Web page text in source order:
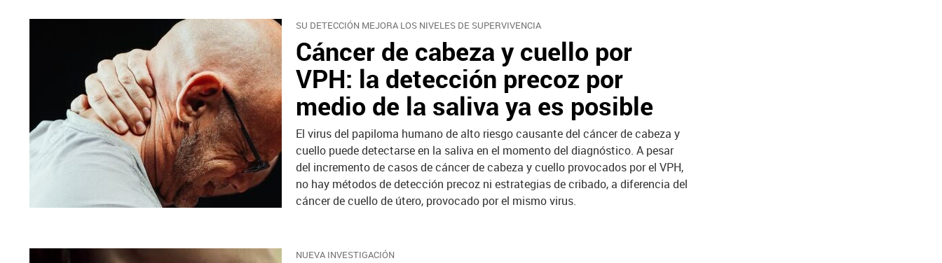
SU DETECCIÓN MEJORA LOS NIVELES DE SUPERVIVENCIA
Cáncer de cabeza y cuello por
VPH: la detección precoz por
medio de la saliva ya es posible
El virus del papiloma humano de alto riesgo causante del cáncer de cabeza y
cuello puede detectarse en la saliva en el momento del diagnóstico. A pesar
del incremento de casos de cáncer de cabeza y cuello provocados por el VPH,
no hay métodos de detección precoz ni estrategias de cribado, a diferencia del
cáncer de cuello de útero, provocado por el mismo virus.
NUEVA INVESTIGACIÓN